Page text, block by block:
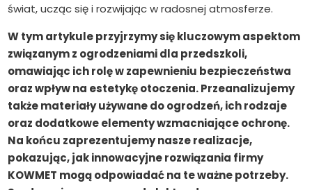
świat, ucząc się i rozwijając w radosnej atmosferze.
W tym artykule przyjrzymy się kluczowym aspektom
związanym z ogrodzeniami dla przedszkoli,
omawiając ich rolę w zapewnieniu bezpieczeństwa
oraz wpływ na estetykę otoczenia. Przeanalizujemy
także materiały używane do ogrodzeń, ich rodzaje
oraz dodatkowe elementy wzmacniające ochronę.
Na końcu zaprezentujemy nasze realizacje,
pokazując, jak innowacyjne rozwiązania firmy
KOWMET mogą odpowiadać na te ważne potrzeby.